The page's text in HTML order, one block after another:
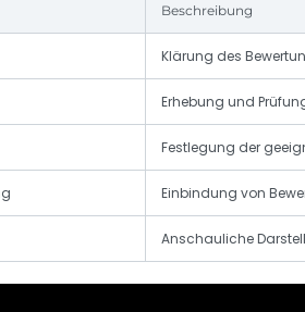
Beschreibung
Klärung des
Erhebung und
Festlegung der
Einbindung von
Anschauliche